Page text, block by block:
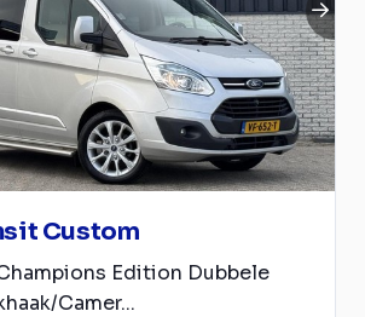
Custom
Edition Dubbele
Camer...